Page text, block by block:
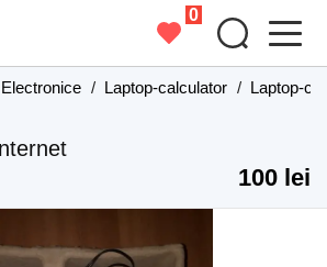
0
Electronice / Laptop-calculator / Laptop-
100 lei